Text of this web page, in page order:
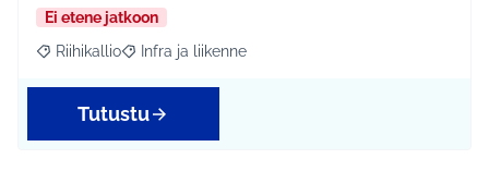
Ei etene jatkoon
Rajaa tulokset aihepiirin mukaan: Riihikallio
Riihikallio Rajaa tulokset teeman mukaan: Infra ja liikenne
Infra ja liikenne
Tutustu